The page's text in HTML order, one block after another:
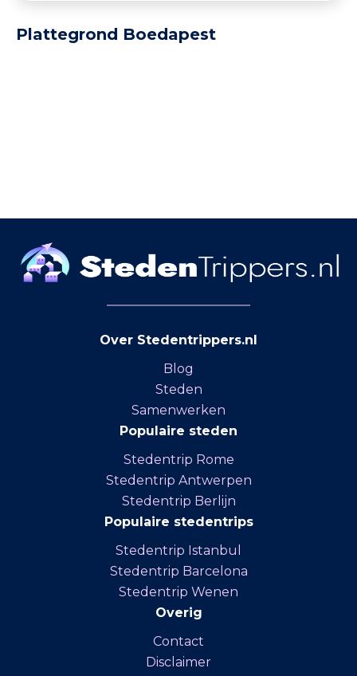
Plattegrond Boedapest
Over Stedentrippers.nl
Blog
Steden
Samenwerken
Populaire steden
Stedentrip Rome
Stedentrip Antwerpen
Stedentrip Berlijn
Populaire stedentrips
Stedentrip Istanbul
Stedentrip Barcelona
Stedentrip Wenen
Overig
Contact
Disclaimer